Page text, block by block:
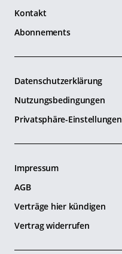
Kontakt
Abonnements
Datenschutzerklärung
Nutzungsbedingungen
Privatsphäre-Einstellungen
Impressum
AGB
Verträge hier kündigen
Vertrag widerrufen